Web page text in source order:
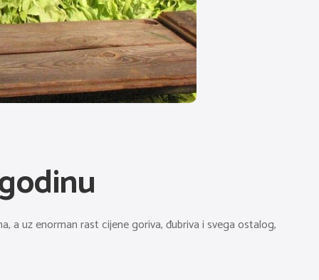
a uz enorman rast cijene goriva, đubriva i svega ostalog,